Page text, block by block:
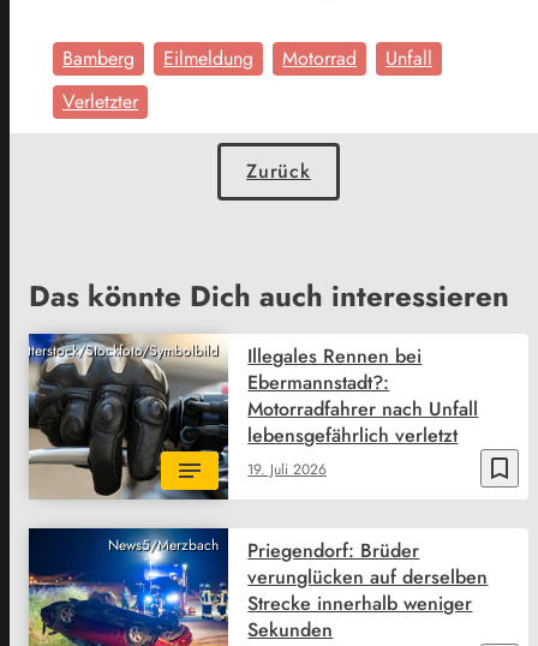
Bamberg Eilmeldung Motorrad
Unfall
Verletzter
Zurück
Das könnte Dich auch interessieren
Shutterstock/Stockfoto/Symbolbild
bookmark_border
19. Juli 2026
Illegales Rennen bei
Ebermannstadt?:
Motorradfahrer nach Unfall
lebensgefährlich verletzt
News5/Merzbach
Priegendorf: Brüder
verunglücken auf derselben
Strecke innerhalb weniger
Sekunden